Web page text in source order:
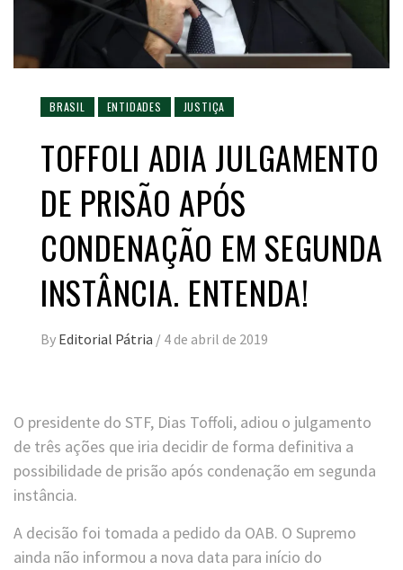
BRASIL ENTIDADES JUSTIÇA
TOFFOLI ADIA JULGAMENTO
DE PRISÃO APÓS
CONDENAÇÃO EM SEGUNDA
INSTÂNCIA. ENTENDA!
By Editorial Pátria / 4 de abril de 2019
O presidente do STF, Dias Toffoli, adiou o julgamento
de três ações que iria decidir de forma definitiva a
possibilidade de prisão após condenação em segunda
instância.
A decisão foi tomada a pedido da OAB. O Supremo
ainda não informou a nova data para início do